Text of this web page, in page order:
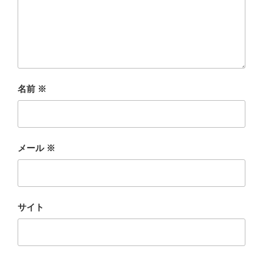
名前 ※
メール ※
サイト